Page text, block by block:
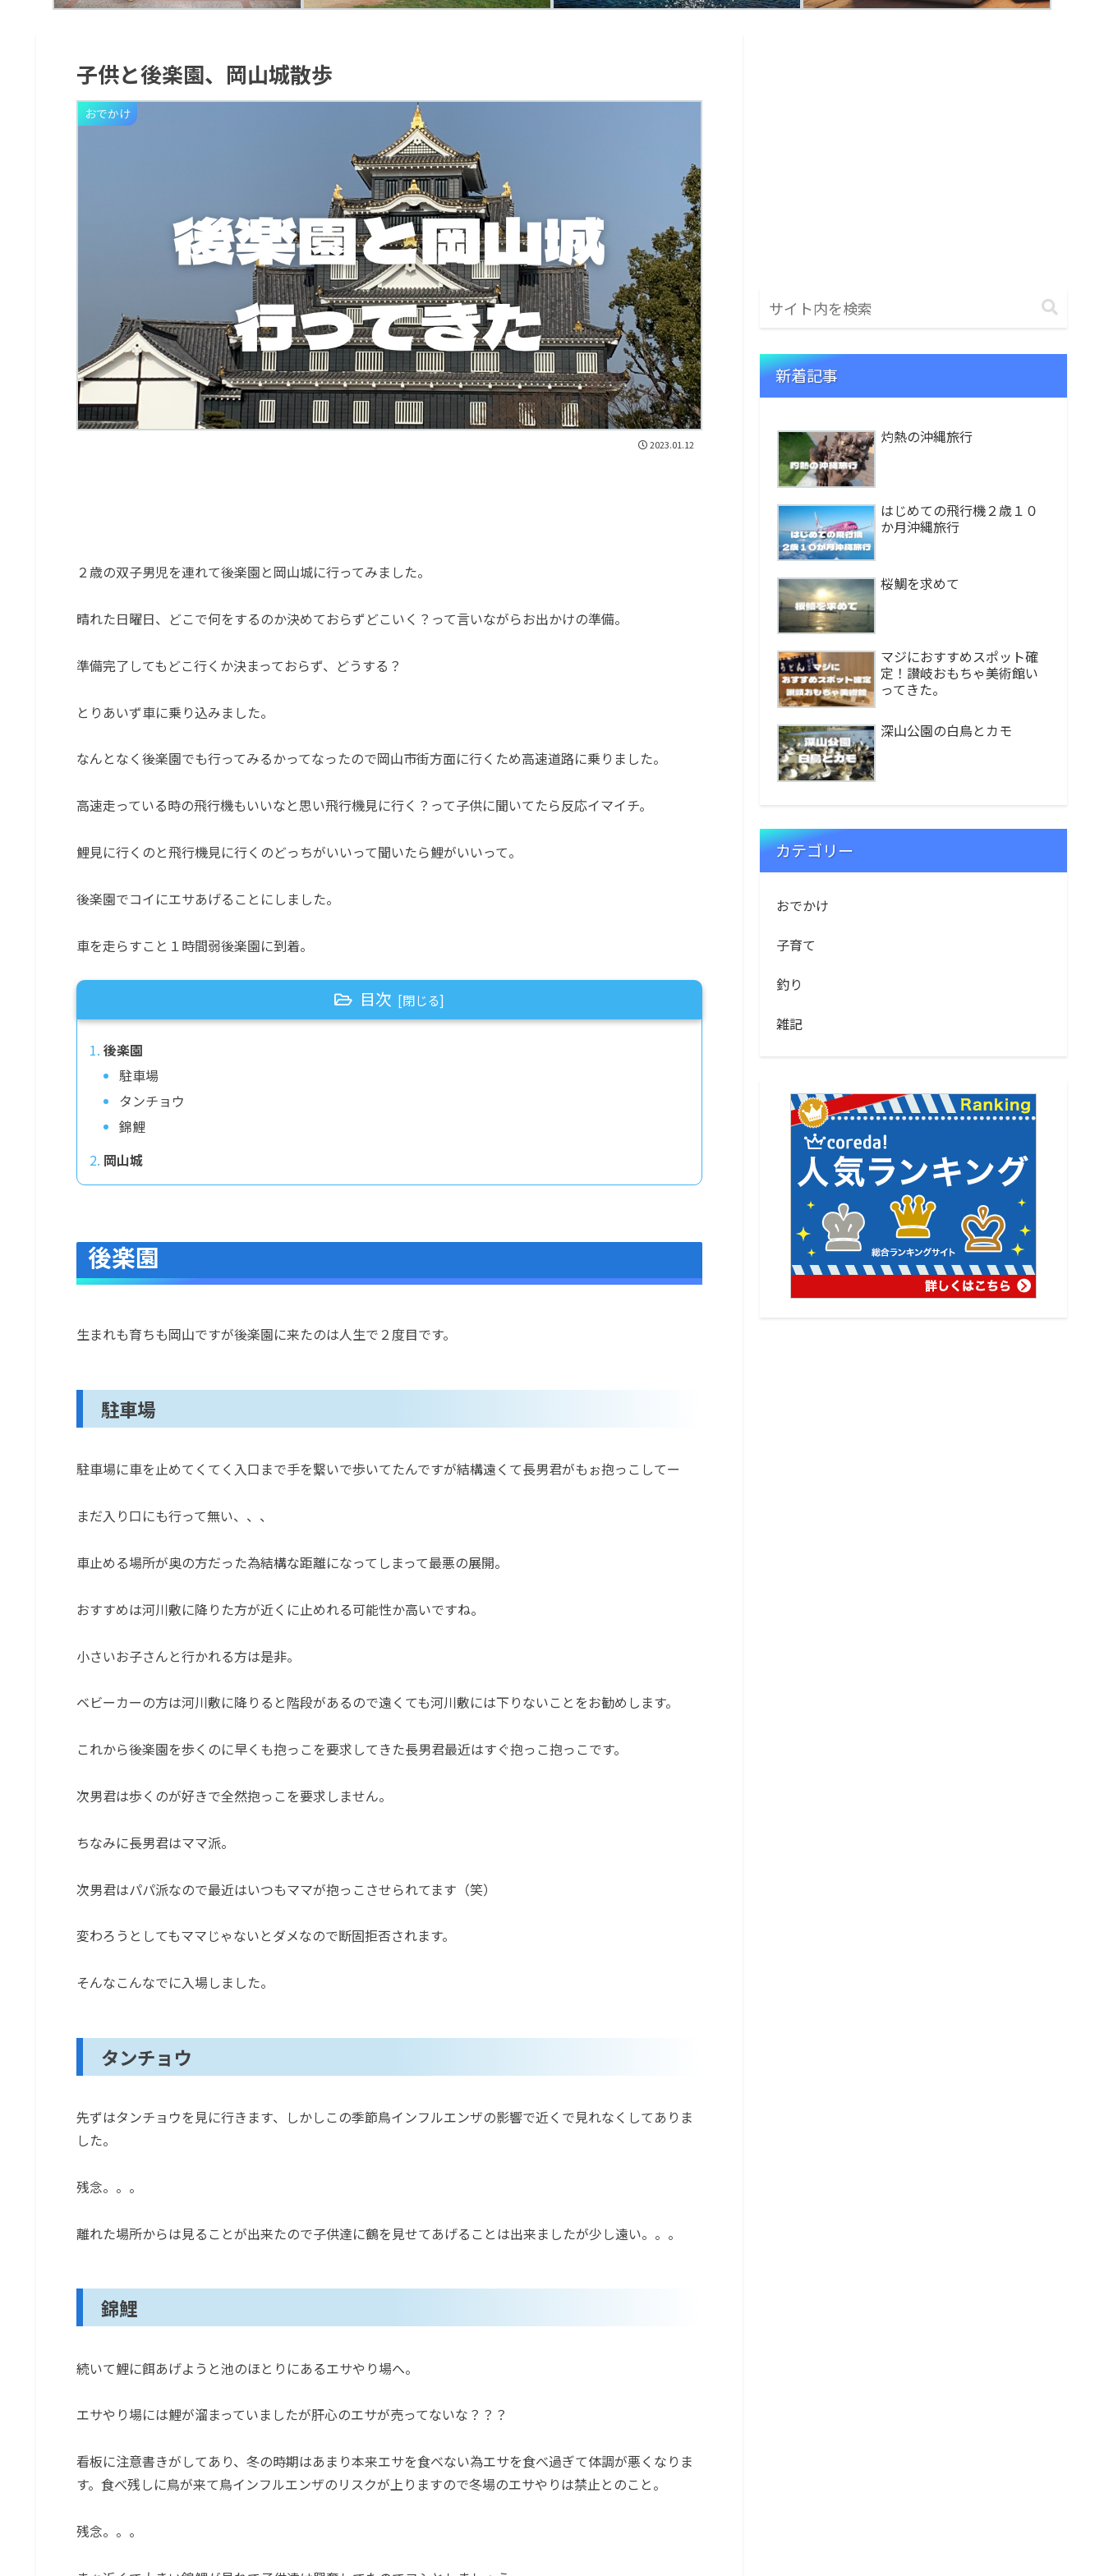
子供と後楽園、岡山城散歩
おでかけ
2023.01.12
２歳の双子男児を連れて後楽園と岡山城に行ってみました。
晴れた日曜日、どこで何をするのか決めておらずどこいく？って言いながらお出かけの準備。
準備完了してもどこ行くか決まっておらず、どうする？
とりあいず車に乗り込みました。
なんとなく後楽園でも行ってみるかってなったので岡山市街方面に行くため高速道路に乗りました。
高速走っている時の飛行機もいいなと思い飛行機見に行く？って子供に聞いてたら反応イマイチ。
鯉見に行くのと飛行機見に行くのどっちがいいって聞いたら鯉がいいって。
後楽園でコイにエサあげることにしました。
車を走らすこと１時間弱後楽園に到着。
目次
後楽園
駐車場
タンチョウ
錦鯉
岡山城
後楽園
生まれも育ちも岡山ですが後楽園に来たのは人生で２度目です。
駐車場
駐車場に車を止めてくてく入口まで手を繋いで歩いてたんですが結構遠くて長男君がもぉ抱っこしてー
まだ入り口にも行って無い、、、
車止める場所が奥の方だった為結構な距離になってしまって最悪の展開。
おすすめは河川敷に降りた方が近くに止めれる可能性か高いですね。
小さいお子さんと行かれる方は是非。
ベビーカーの方は河川敷に降りると階段があるので遠くても河川敷には下りないことをお勧めします。
これから後楽園を歩くのに早くも抱っこを要求してきた長男君最近はすぐ抱っこ抱っこです。
次男君は歩くのが好きで全然抱っこを要求しません。
ちなみに長男君はママ派。
次男君はパパ派なので最近はいつもママが抱っこさせられてます（笑）
変わろうとしてもママじゃないとダメなので断固拒否されます。
そんなこんなでに入場しました。
タンチョウ
先ずはタンチョウを見に行きます、しかしこの季節鳥インフルエンザの影響で近くで見れなくしてありま
した。
残念。。。
離れた場所からは見ることが出来たので子供達に鶴を見せてあげることは出来ましたが少し遠い。。。
錦鯉
続いて鯉に餌あげようと池のほとりにあるエサやり場へ。
エサやり場には鯉が溜まっていましたが肝心のエサが売ってないな？？？
看板に注意書きがしてあり、冬の時期はあまり本来エサを食べない為エサを食べ過ぎて体調が悪くなりま
す。食べ残しに鳥が来て鳥インフルエンザのリスクが上りますので冬場のエサやりは禁止とのこと。
残念。。。
新着記事
灼熱の沖縄旅行
はじめての飛行機２歳１０
か月沖縄旅行
桜鯛を求めて
マジにおすすめスポット確
定！讃岐おもちゃ美術館い
ってきた。
深山公園の白鳥とカモ
カテゴリー
おでかけ
子育て
釣り
雑記